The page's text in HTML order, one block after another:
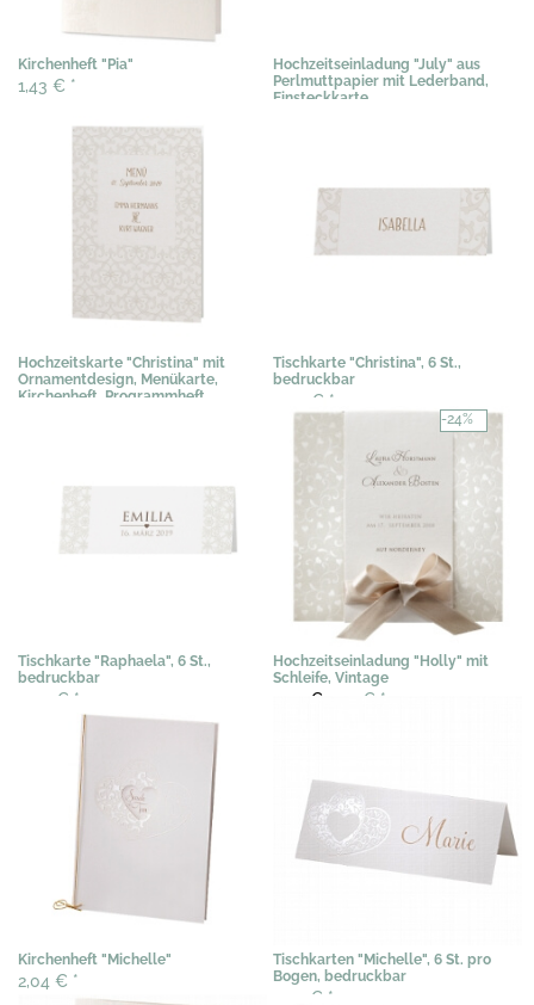
Kirchenheft "Pia"
1,43 € *
Hochzeitseinladung "July" aus
Perlmuttpapier mit Lederband,
Einsteckkarte
Hochzeitskarte "Christina" mit
Ornamentdesign, Menükarte,
Kirchenheft, Programmheft
Tischkarte "Christina", 6 St.,
bedruckbar
3,03 € *
Tischkarte "Raphaela", 6 St.,
bedruckbar
3,03 € *
-24%
Hochzeitseinladung "Holly" mit
Schleife, Vintage
3,02 € 2,29 € *
Kirchenheft "Michelle"
2,04 € *
Tischkarten "Michelle", 6 St. pro
Bogen, bedruckbar
3,07 € *